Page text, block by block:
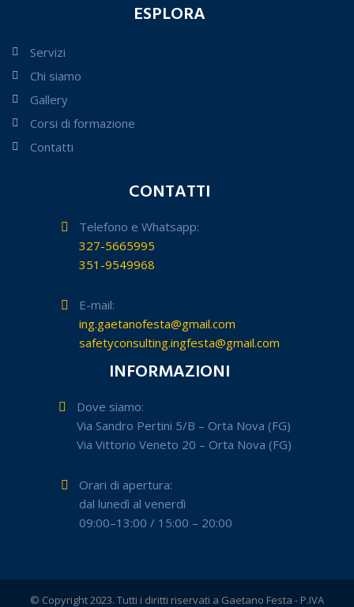
ESPLORA
Servizi
Chi siamo
Gallery
Corsi di formazione
Contatti
CONTATTI
Telefono e Whatsapp:
327-5665995
351-9549968
E-mail:
ing.gaetanofesta@gmail.com
safetyconsulting.ingfesta@gmail.com
INFORMAZIONI
Dove siamo:
Via Sandro Pertini 5/B – Orta Nova (FG)
Via Vittorio Veneto 20 – Orta Nova (FG)
Orari di apertura:
dal lunedì al venerdì
09:00–13:00 / 15:00 – 20:00
© Copyright 2023. Tutti i diritti riservati a Gaetano Festa - P.IVA